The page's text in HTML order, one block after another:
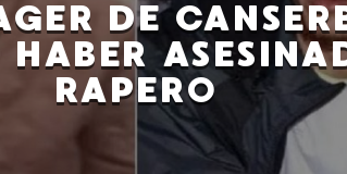
DE
HABER
RAPERO